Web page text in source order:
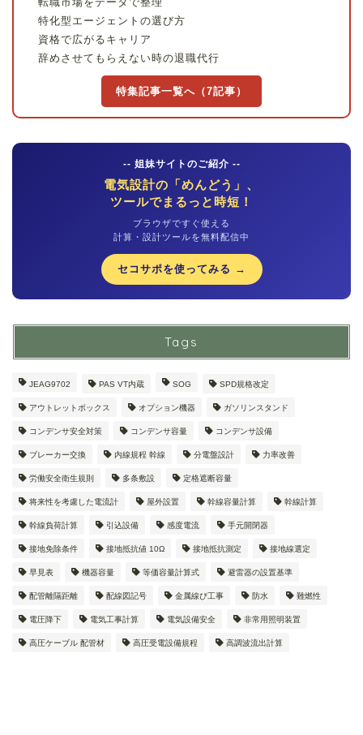
特化型エージェントの選び方
資格で広がるキャリア
辞めさせてもらえない時の退職代行
特集記事一覧へ（7記事）
-- 姐妹サイトのご紹介 --
電気設計の「めんどう」、
ツールでまるっと時短！
ブラウザですぐ使える
計算・設計ツールを無料配信中
セコサポを使ってみる →
Tags
JEAG9702 PAS VT内蔵 SOG SPD規格改定
アウトレットボックス オプション機器 ガソリンスタンド
コンデンサ安全対策 コンデンサ容量 コンデンサ設備
ブレーカー交換 内線規程 幹線 分電盤設計 力率改善
労働安全衛生規則 多条敷設 定格遮断容量
将来性を考慮した電流計 屋外設置 幹線容量計算 幹線計算
幹線負荷計算 引込設備 感度電流 手元開閉器
接地免除条件 接地抵抗値 10Ω 接地抵抗測定 接地線選定
早見表 機器容量 等価容量計算式 避雷器の設置基準
配管離隔距離 配線図記号 金属線ぴ工事 防水 難燃性
電圧降下 電気工事計算 電気設備安全 非常用照明装置
高圧ケーブル 配管材 高圧受電設備規程 高調波流出計算